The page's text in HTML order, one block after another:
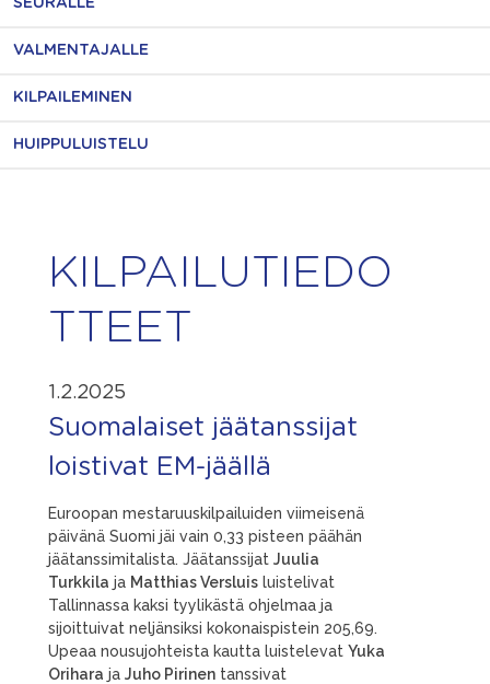
SEURALLE
VALMENTAJALLE
KILPAILEMINEN
HUIPPULUISTELU
KILPAILUTIEDO
TTEET
1.2.2025
Suomalaiset jäätanssijat
loistivat EM-jäällä
Euroopan mestaruuskilpailuiden viimeisenä
päivänä Suomi jäi vain 0,33 pisteen päähän
jäätanssimitalista. Jäätanssijat Juulia
Turkkila ja Matthias Versluis luistelivat
Tallinnassa kaksi tyylikästä ohjelmaa ja
sijoittuivat neljänsiksi kokonaispistein 205,69.
Upeaa nousujohteista kautta luistelevat Yuka
Orihara ja Juho Pirinen tanssivat